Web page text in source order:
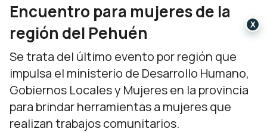
Encuentro para mujeres de la
región del Pehuén
Se trata del último evento por región que
impulsa el ministerio de Desarrollo Humano,
Gobiernos Locales y Mujeres en la provincia
para brindar herramientas a mujeres que
realizan trabajos comunitarios.
X